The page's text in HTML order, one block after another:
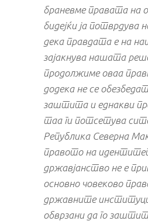
браневме правата на
бидејќи ја потврдува
дека правдата е на
зајакнува нашата
продолжиме оваа
додека не се
заштита и еднакви
таа ги потсетува
Република Северна
правото на
државјанство не е
основно човеково
државните
обврзани да го